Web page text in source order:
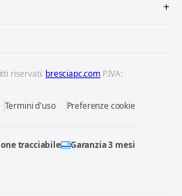
riservati. bresciapc.com P.IVA:
Termini d'uso Preferenze cookie
tracciabile Garanzia 3 mesi